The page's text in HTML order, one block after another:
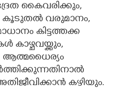
കൈവരിക്കും,
കൂടുതൽ വരുമാനം,
കിട്ടത്തക്ക
കാഴ്ചവയ്ക്കും,
ആത്മധൈര്യം
കഴിയും.